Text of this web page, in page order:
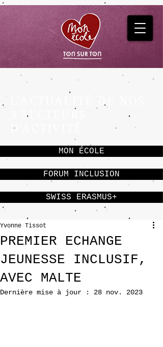
L'ACTUALITÉ DE NOS
3 SECTEURS
D'ACTIVITÉ
MON ÉCOLE
FORUM INCLUSION
SWISS ERASMUS+
PREMIER ECHANGE
JEUNESSE INCLUSIF,
AVEC MALTE
Yvonne Tissot
Dernière mise à jour : 28 nov. 2023